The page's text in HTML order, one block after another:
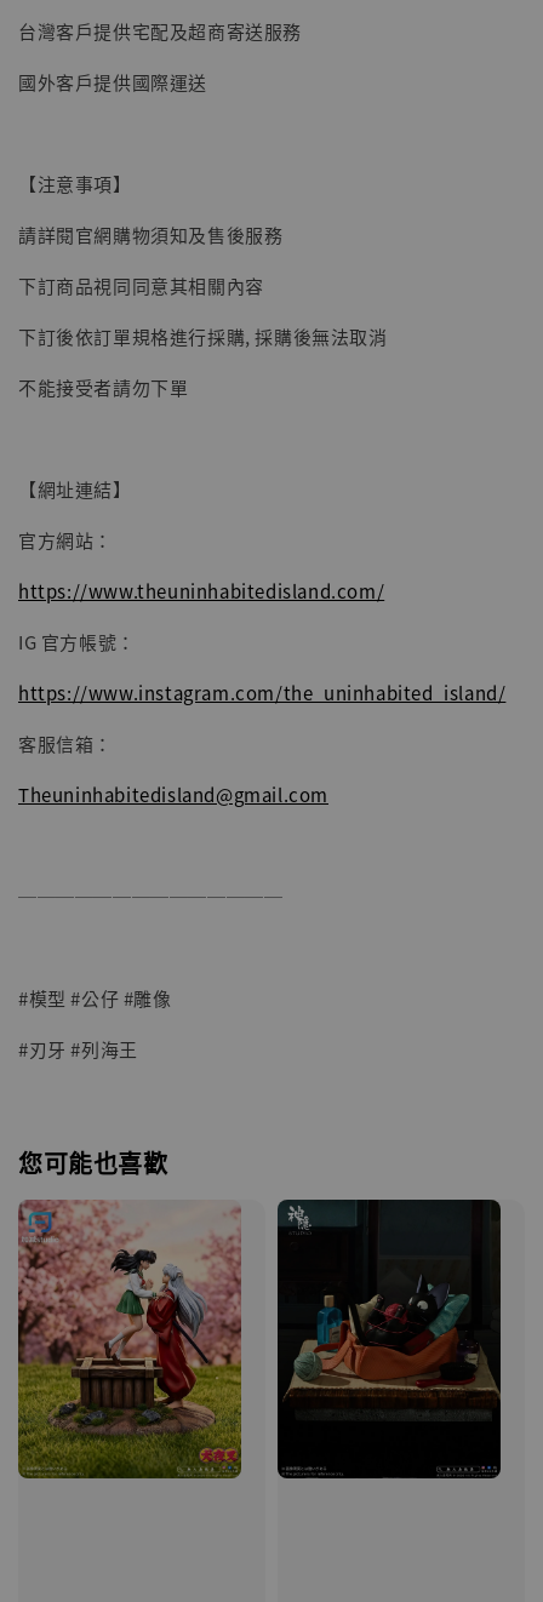
子彈飛 鵝城縣長 張麻子 [BK01]
NT$ 4,980
台灣客戶提供宅配及超商寄送服務
國外客戶提供國際運送
【注意事項】
請詳閱官網購物須知及售後服務
下訂商品視同同意其相關內容
下訂後依訂單規格進行採購, 採購後無法取消
不能接受者請勿下單
【網址連結】
官方網站：
https://www.theuninhabitedisland.com/
IG 官方帳號：
https://www.instagram.com/the_uninhabited_island/
客服信箱：
Theuninhabitedisland@gmail.com
──────────────
#模型 #公仔 #雕像
#刃牙 #列海王
您可能也喜歡